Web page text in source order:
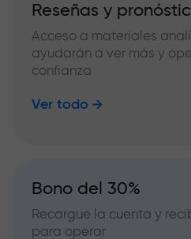
Reseñas y
Acceso a materiales
ayudarán a ver más y
confianza
Ver todo
Bono del 30%
Recargue la cuenta y
para operar